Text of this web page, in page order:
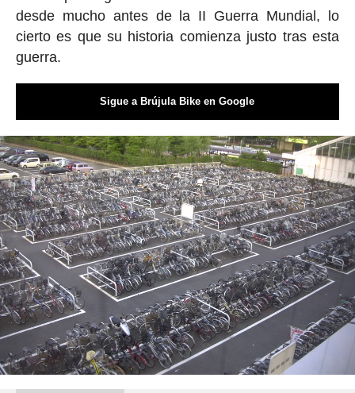
desde mucho antes de la II Guerra Mundial, lo
cierto es que su historia comienza justo tras esta
guerra.
Sigue a Brújula Bike en Google